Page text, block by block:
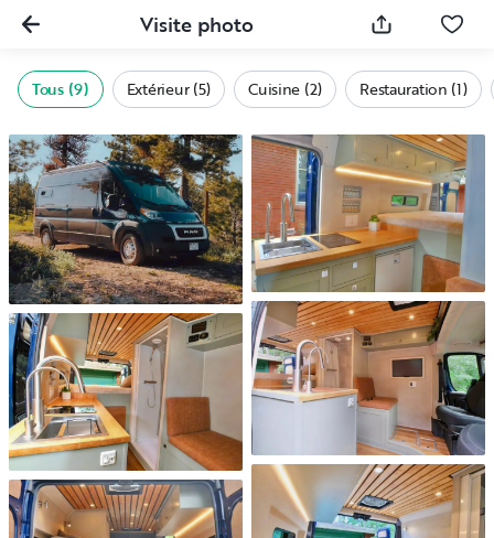
Visite photo
Tous (9) Extérieur (5) Cuisine (2) Restauration (1)